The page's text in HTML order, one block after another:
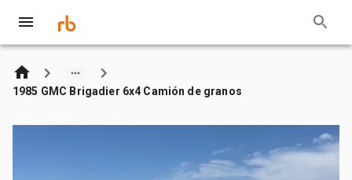
1985 GMC Brigadier 6x4 Camión de granos